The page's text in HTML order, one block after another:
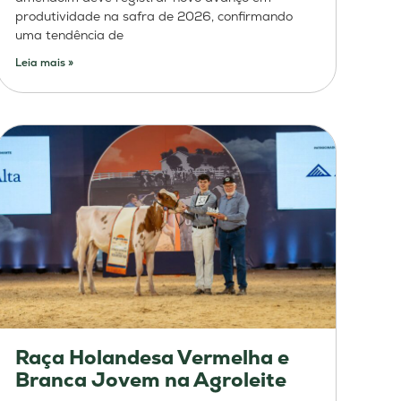
produtividade na safra de 2026, confirmando
uma tendência de
Leia mais »
Raça Holandesa Vermelha e
Branca Jovem na Agroleite